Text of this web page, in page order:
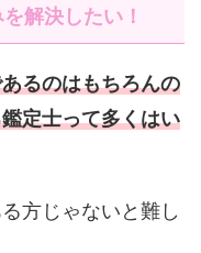
解決したい！
るのはもちろんの
定士って多くはい
方じゃないと難し